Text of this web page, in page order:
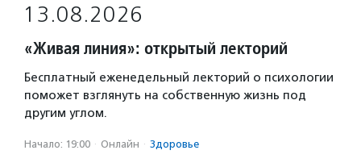
13.08.2026
«Живая линия»: открытый лекторий
Бесплатный еженедельный лекторий о психологии
поможет взглянуть на собственную жизнь под
другим углом.
Начало: 19:00 · Онлайн · Здоровье